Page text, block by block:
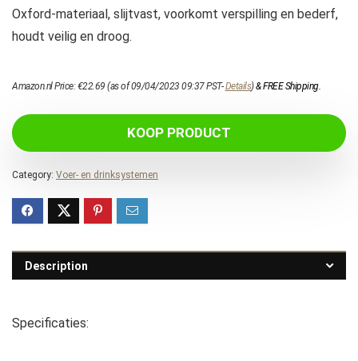
Oxford-materiaal, slijtvast, voorkomt verspilling en bederf,
houdt veilig en droog.
Amazon.nl Price:€22.69 (as of 09/04/2023 09:37 PST-Details)&FREE Shipping.
KOOP PRODUCT
Category: Voer- en drinksystemen
Description
Specificaties: